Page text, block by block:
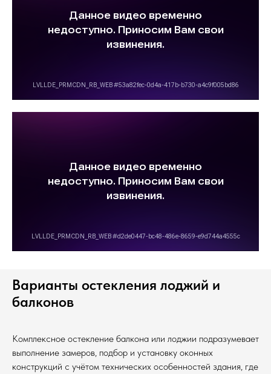
Варианты остекления лоджий и
балконов
Комплексное остекление балкона или лоджии подразумевает
выполнение замеров, подбор и установку оконных
конструкций с учётом технических особенностей здания, где